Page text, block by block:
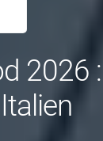
2026 :